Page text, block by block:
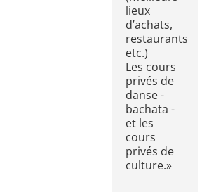
lieux
d’achats,
restaurants
etc.)
Les cours
privés de
danse -
bachata -
et les
cours
privés de
culture.»